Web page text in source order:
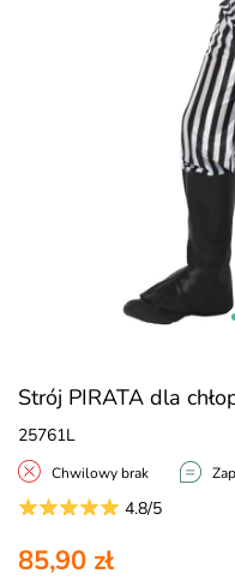
Strój PIRATA dla
25761L
Chwilowy brak
4.8/5
85,90 zł